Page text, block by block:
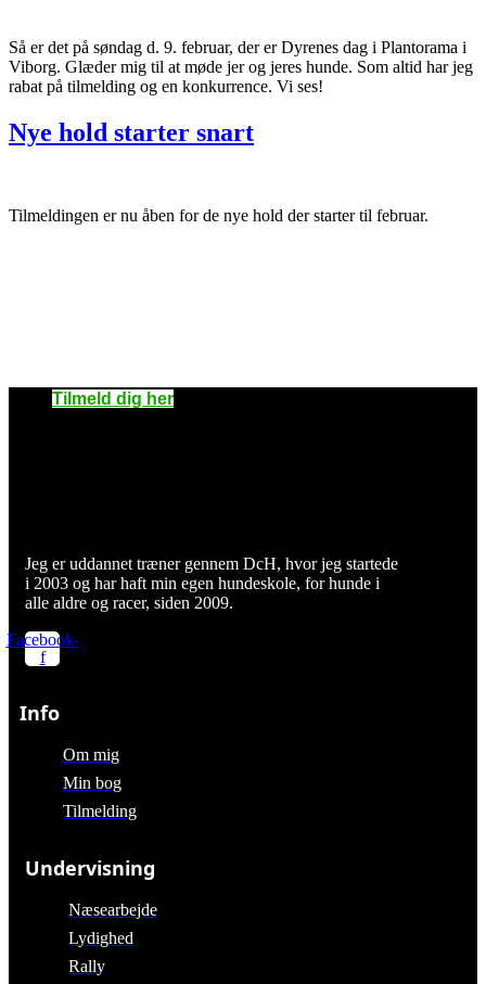
Så er det på søndag d. 9. februar, der er Dyrenes dag i Plantorama i
Viborg. Glæder mig til at møde jer og jeres hunde. Som altid har jeg
rabat på tilmelding og en konkurrence. Vi ses!
Nye hold starter snart
Tilmeldingen er nu åben for de nye hold der starter til februar.
Tilmeld dig her
Jeg er uddannet træner gennem DcH, hvor jeg startede
i 2003 og har haft min egen hundeskole, for hunde i
alle aldre og racer, siden 2009.
Facebook-
f
Info
Om mig
Min bog
Tilmelding
Undervisning
Næsearbejde
Lydighed
Rally